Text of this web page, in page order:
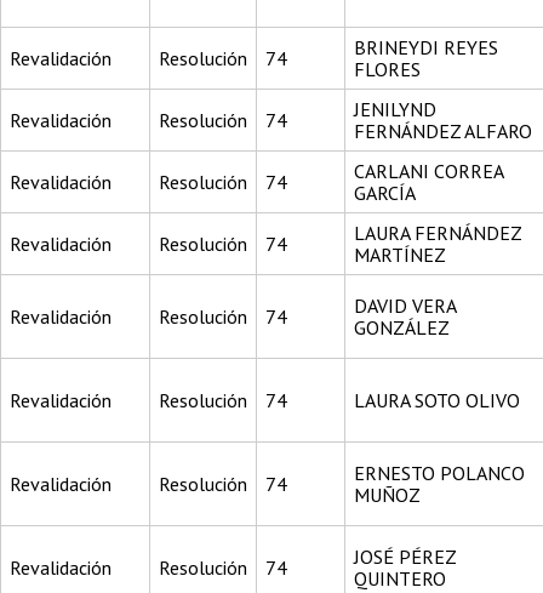
Revalidación Resolución 74
BRINEYDI REYES
FLORES
Revalidación Resolución 74
JENILYND
FERNÁNDEZ ALFARO
Revalidación Resolución 74
CARLANI CORREA
GARCÍA
Revalidación Resolución 74
LAURA FERNÁNDEZ
MARTÍNEZ
Revalidación Resolución 74
DAVID VERA
GONZÁLEZ
Revalidación Resolución 74 LAURA SOTO OLIVO
Revalidación Resolución 74
ERNESTO POLANCO
MUÑOZ
Revalidación Resolución 74
JOSÉ PÉREZ
QUINTERO